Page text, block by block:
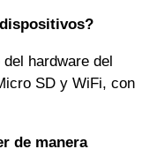
hardware del
SD y WiFi, con
de manera